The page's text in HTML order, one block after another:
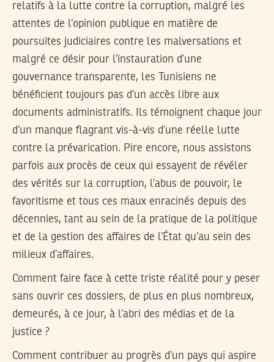
relatifs à la lutte contre la corruption, malgré les
attentes de l’opinion publique en matière de
poursuites judiciaires contre les malversations et
malgré ce désir pour l’instauration d’une
gouvernance transparente, les Tunisiens ne
bénéficient toujours pas d’un accès libre aux
documents administratifs. Ils témoignent chaque jour
d’un manque flagrant vis-à-vis d’une réelle lutte
contre la prévarication. Pire encore, nous assistons
parfois aux procès de ceux qui essayent de révéler
des vérités sur la corruption, l’abus de pouvoir, le
favoritisme et tous ces maux enracinés depuis des
décennies, tant au sein de la pratique de la politique
et de la gestion des affaires de l’État qu’au sein des
milieux d’affaires.
Comment faire face à cette triste réalité pour y peser
sans ouvrir ces dossiers, de plus en plus nombreux,
demeurés, à ce jour, à l’abri des médias et de la
justice ?
Comment contribuer au progrès d’un pays qui aspire